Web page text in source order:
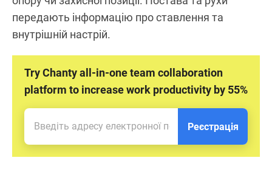
передають інформацію про ставлення та
внутрішній настрій.
Try Chanty all-in-one team collaboration
platform to increase work productivity by 55%
Реєстрація